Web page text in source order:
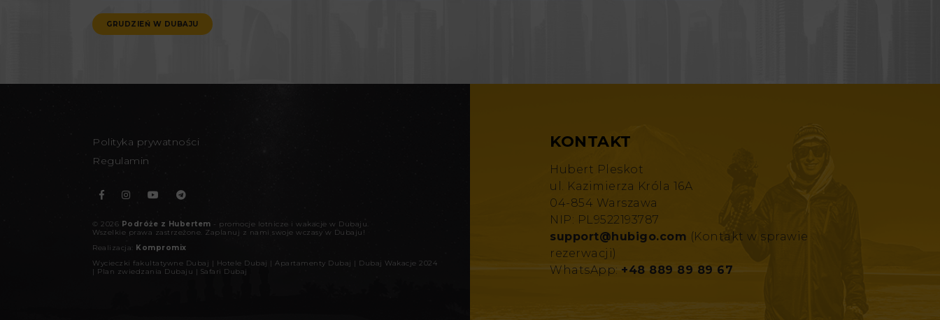
GRUDZIEŃ W DUBAJU
Polityka prywatności
Regulamin
© 2026 Podróże z Hubertem - promocje lotnicze i wakacje w Dubaju
Wszelkie prawa zastrzeżone. Zaplanuj z nami swoje wczasy w Dubaju!
Realizacja: Kompromix
Wycieczki fakultatywne Dubaj | Hotele Dubaj | Apartamenty Dubaj | Dubaj Wakacje 2024
| Plan zwiedzania Dubaju | Safari Dubaj
KONTAKT
Hubert Pleskot
ul. Kazimierza Króla 16A
04-854 Warszawa
NIP: PL9522193787
support@hubigo.com (Kontakt w sprawie
rezerwacji)
WhatsApp: +48 889 89 89 67